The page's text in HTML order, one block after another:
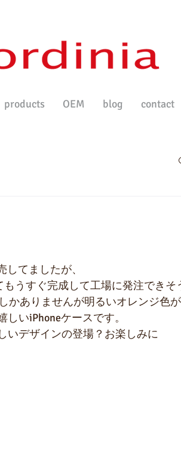
products OEM blog contact
てましたが、
うすぐ完成して工場に発注できそ
かありませんが明るいオレンジ色が
いiPhoneケースです。
いデザインの登場？お楽しみに